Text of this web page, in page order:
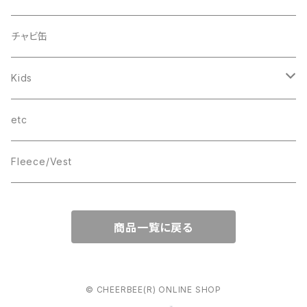
Smile
THINGS
wave
Box Logo
“C”
チャビ缶
Kids
T-SHIRT
etc
Fleece/Vest
商品一覧に戻る
© CHEERBEE(R) ONLINE SHOP